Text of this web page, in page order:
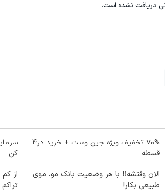
دریافت نشده است.
70% تخفیف ویژه جین وست + خرید در4
قسطه
کن
الان وقتشه‼️ با هر وضعیت بانک مو، موی
طبیعی بکار!
از
تراکم